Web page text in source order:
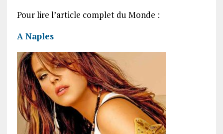
Pour lire l’article complet du Monde :
A Naples